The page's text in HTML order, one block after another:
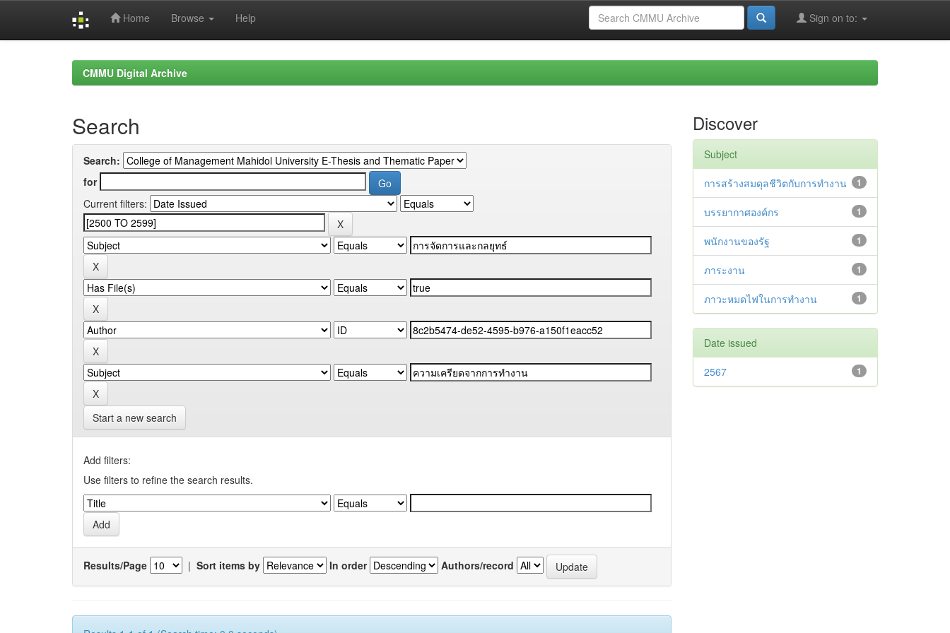
Home Browse Help Sign on to:
CMMU Digital Archive
Search
Search:
for
Current filters:
Start a new search
Add filters:
Use filters to refine the search results.
Results/Page | Sort items by In order Authors/record
Discover
Subject
1
การสร้างสมดุลชีวิตกับการทำงาน
1
บรรยากาศองค์กร
1
พนักงานของรัฐ
1
ภาระงาน
1
ภาวะหมดไฟในการทำงาน
Date issued
1
2567